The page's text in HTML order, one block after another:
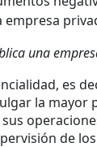
una
es
la mayor
de